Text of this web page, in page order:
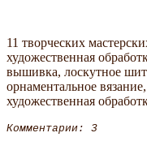
11 творческих
художественная
вышивка, лоскутное
орнаментальное
художественная
Комментарии: 3